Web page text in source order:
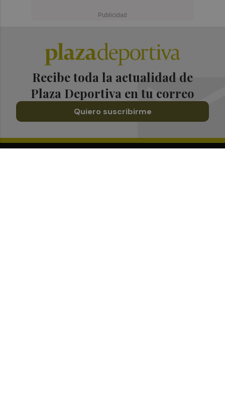
Recibe toda la actualidad de
Plaza Deportiva en tu correo
Quiero suscribirme